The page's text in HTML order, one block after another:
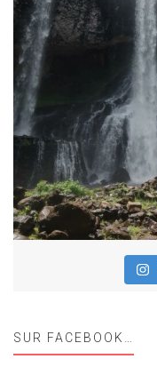
SUR FACEBOOK…